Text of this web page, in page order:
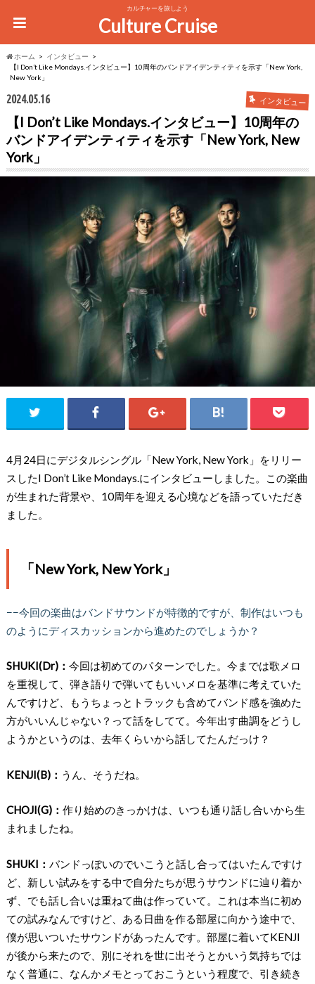
カルチャーを旅しよう
Culture Cruise
ホーム
インタビュー
【I Don’t Like Mondays.インタビュー】10周年のバンドアイデンティティを示す「New York,
New York」
2024.05.16 インタビュー
【I Don’t Like Mondays.インタビュー】10周年の
バンドアイデンティティを示す「New York, New
York」
4月24日にデジタルシングル「New York, New York」をリリー
スしたI Don’t Like Mondays.にインタビューしました。この楽曲
が生まれた背景や、10周年を迎える心境などを語っていただき
ました。
「New York, New York」
−−今回の楽曲はバンドサウンドが特徴的ですが、制作はいつも
のようにディスカッションから進めたのでしょうか？
SHUKI(Dr)： 今回は初めてのパターンでした。今までは歌メロ
を重視して、弾き語りで弾いてもいいメロを基準に考えていた
んですけど、もうちょっとトラックも含めてバンド感を強めた
方がいいんじゃない？って話をしてて。今年出す曲調をどうし
ようかというのは、去年くらいから話してたんだっけ？
KENJI(B)： うん、そうだね。
CHOJI(G)： 作り始めのきっかけは、いつも通り話し合いから生
まれましたね。
SHUKI： バンドっぽいのでいこうと話し合ってはいたんですけ
ど、新しい試みをする中で自分たちが思うサウンドに辿り着か
ず、でも話し合いは重ねて曲は作っていて。これは本当に初め
ての試みなんですけど、ある日曲を作る部屋に向かう途中で、
僕が思いついたサウンドがあったんです。部屋に着いてKENJI
が後から来たので、別にそれを世に出そうとかいう気持ちでは
なく普通に、なんかメモとっておこうという程度で、引き続き